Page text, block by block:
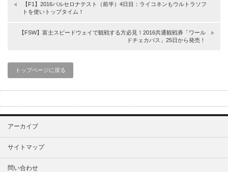
【F1】2016バルセロナテスト（前半）4日目：ライコネンもウルトラソフ
トを使いトップタイム！
【FSW】富士スピードウェイで観戦する方必見！2016共通観戦券「ワール
ドチェカパス」25日から発売！
トップページに戻る
アーカイブ
サイトマップ
問い合わせ